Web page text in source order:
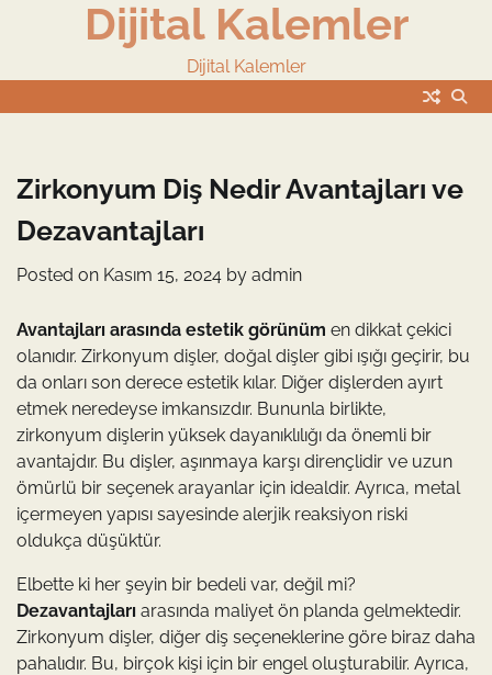
Dijital Kalemler
Dijital Kalemler
Zirkonyum Diş Nedir Avantajları ve
Dezavantajları
Posted on Kasım 15, 2024 by admin
Avantajları arasında estetik görünüm en dikkat çekici
olanıdır. Zirkonyum dişler, doğal dişler gibi ışığı geçirir, bu
da onları son derece estetik kılar. Diğer dişlerden ayırt
etmek neredeyse imkansızdır. Bununla birlikte,
zirkonyum dişlerin yüksek dayanıklılığı da önemli bir
avantajdır. Bu dişler, aşınmaya karşı dirençlidir ve uzun
ömürlü bir seçenek arayanlar için idealdir. Ayrıca, metal
içermeyen yapısı sayesinde alerjik reaksiyon riski
oldukça düşüktür.
Elbette ki her şeyin bir bedeli var, değil mi?
Dezavantajları arasında maliyet ön planda gelmektedir.
Zirkonyum dişler, diğer diş seçeneklerine göre biraz daha
pahalıdır. Bu, birçok kişi için bir engel oluşturabilir. Ayrıca,